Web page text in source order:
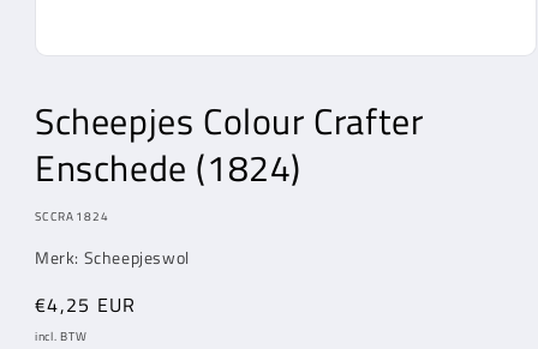
in
modaal
Scheepjes Colour Crafter
Enschede (1824)
MODEL:
SCCRA1824
Merk: Scheepjeswol
Normale
prijs
€4,25 EUR
incl. BTW